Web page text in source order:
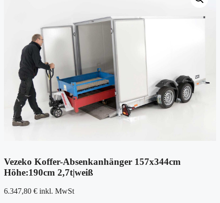
Vezeko Koffer-Absenkanhänger 157x344cm
Höhe:190cm 2,7t|weiß
6.347,80 € inkl. MwSt